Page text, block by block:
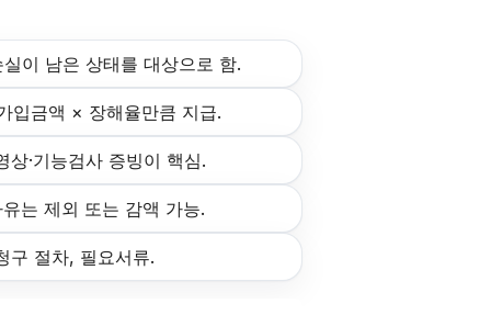
이 남은 상태를 대상으로 함.
입금액 × 장해율만큼 지급.
·기능검사 증빙이 핵심.
는 제외 또는 감액 가능.
구 절차, 필요서류.